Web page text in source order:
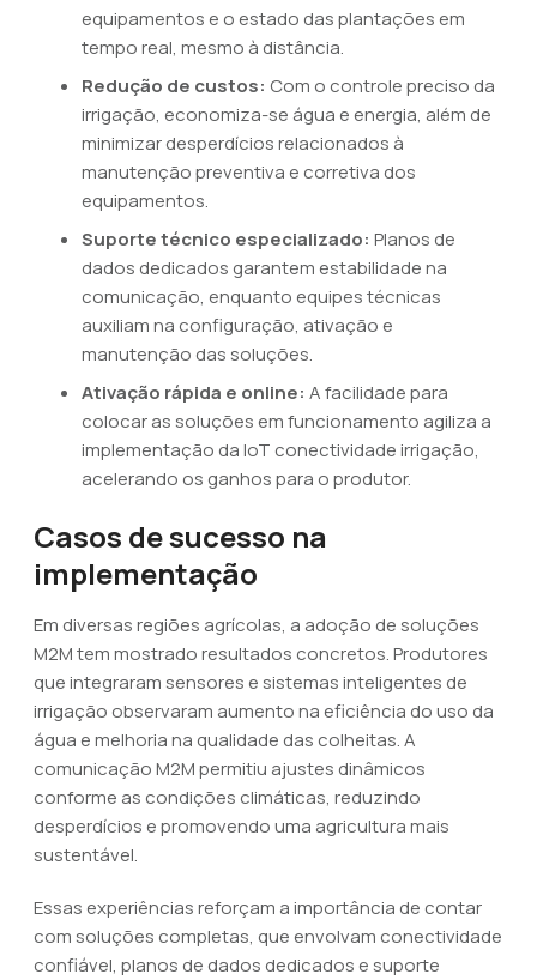
equipamentos e o estado das plantações em
tempo real, mesmo à distância.
Redução de custos: Com o controle preciso da
irrigação, economiza-se água e energia, além de
minimizar desperdícios relacionados à
manutenção preventiva e corretiva dos
equipamentos.
Suporte técnico especializado: Planos de
dados dedicados garantem estabilidade na
comunicação, enquanto equipes técnicas
auxiliam na configuração, ativação e
manutenção das soluções.
Ativação rápida e online: A facilidade para
colocar as soluções em funcionamento agiliza a
implementação da IoT conectividade irrigação,
acelerando os ganhos para o produtor.
Casos de sucesso na
implementação
Em diversas regiões agrícolas, a adoção de soluções
M2M tem mostrado resultados concretos. Produtores
que integraram sensores e sistemas inteligentes de
irrigação observaram aumento na eficiência do uso da
água e melhoria na qualidade das colheitas. A
comunicação M2M permitiu ajustes dinâmicos
conforme as condições climáticas, reduzindo
desperdícios e promovendo uma agricultura mais
sustentável.
Essas experiências reforçam a importância de contar
com soluções completas, que envolvam conectividade
confiável, planos de dados dedicados e suporte